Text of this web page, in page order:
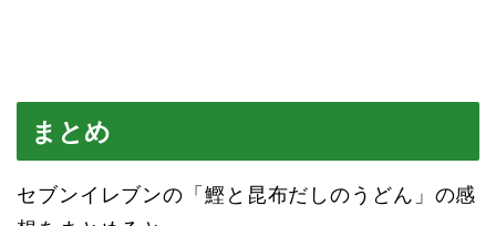
まとめ
セブンイレブンの「鰹と昆布だしのうどん」の感